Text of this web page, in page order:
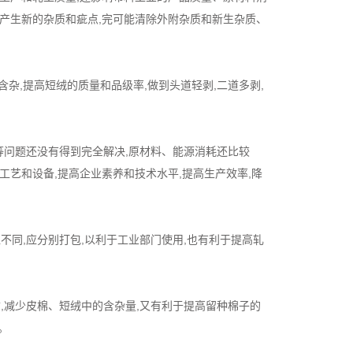
新的杂质和疵点,完可能清除外附杂质和新生杂质、
,提高短绒的质量和品级率,做到头道轻剥,二道多剥,
题还没有得到完全解决,原材料、能源消耗还比较
艺和设备,提高企业素养和技术水平,提高生产效率,降
,应分别打包,以利于工业部门使用,也有利于提高轧
少皮棉、短绒中的含杂量,又有利于提高留种棉子的